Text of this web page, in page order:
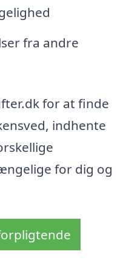
fra andre
for at finde
indhente
for dig og